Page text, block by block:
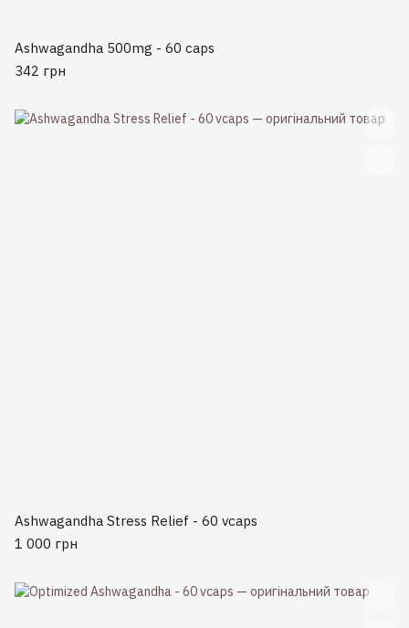
Ashwagandha 500mg - 60 caps
342 грн
Ashwagandha Stress Relief - 60 vcaps
1 000 грн